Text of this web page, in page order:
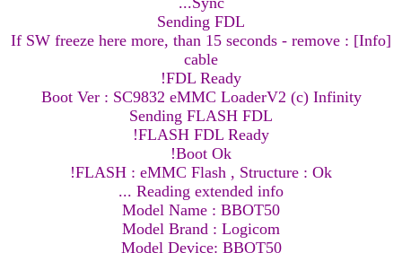
Sending FDL
[Info] : If SW freeze here more, than 15 seconds - remove
cable
FDL Ready!
Boot Ver : SC9832 eMMC LoaderV2 (c) Infinity
Sending FLASH FDL
FLASH FDL Ready!
Boot Ok!
FLASH : eMMC Flash , Structure : Ok!
Reading extended info ...
Model Name : BBOT50
Model Brand : Logicom
Model Device: BBOT50